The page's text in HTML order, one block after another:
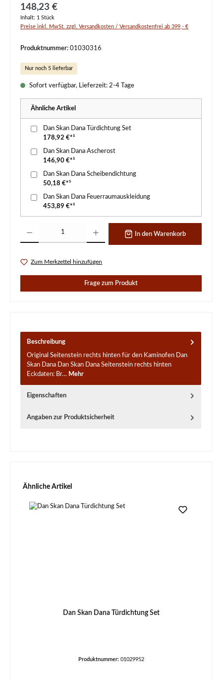
Regulärer Preis:
148,23 €
Inhalt: 1 Stück
Preise inkl. MwSt. zzgl. Versandkosten / Versandkostenfrei ab 399,- €
Produktnummer: 01030316
Nur noch 5 lieferbar
Sofort verfügbar, Lieferzeit: 2-4 Tage
Ähnliche Artikel
Dan Skan Dana Türdichtung Set
178,92 €*¹
Dan Skan Dana Ascherost
146,90 €*¹
Dan Skan Dana Scheibendichtung
50,18 €*¹
Dan Skan Dana Feuerraumauskleidung
453,89 €*¹
In den Warenkorb
Zum Merkzettel hinzufügen
Frage zum Produkt
Beschreibung
Original Seitenstein rechts hinten für den Kaminofen Dan
Skan Dana Dan Skan Dana Seitenstein rechts hinten
Eckdaten: Br… Mehr
Eigenschaften
Angaben zur Produktsicherheit
Produktgalerie überspringen
Ähnliche Artikel
Dan Skan Dana Türdichtung Set
Produktnummer: 01029952